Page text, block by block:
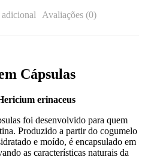
Avaliações (0)
Cápsulas
erinaceus
foi desenvolvido para quem
Produzido a partir do cogumelo
e moído, é encapsulado em
as características naturais da